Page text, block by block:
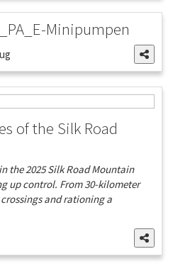
Minipumpen
of the Silk Road
the 2025 Silk Road Mountain
up control. From 30-kilometer
and rationing a